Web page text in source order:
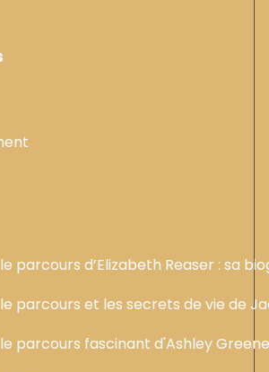
parcours d’Elizabeth Reaser : sa
parcours et les secrets de vie de
parcours fascinant d'Ashley